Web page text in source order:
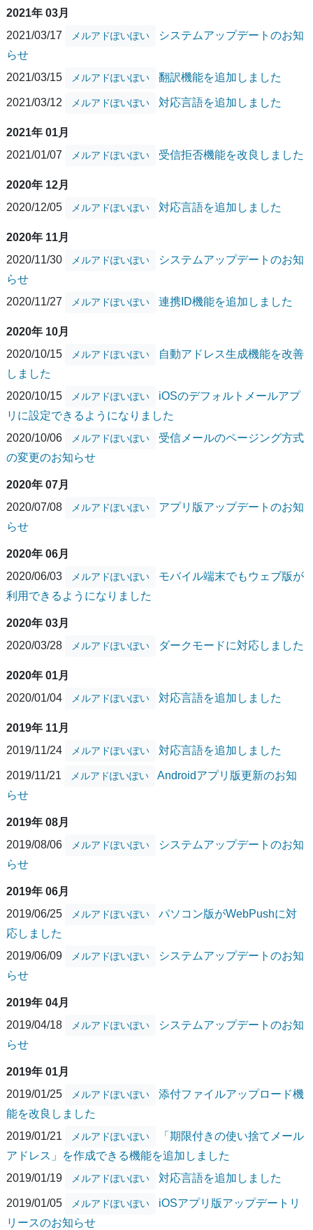
2021年 03月
2021/03/17
メルアドぽいぽい
システムアップデートのお知
らせ
2021/03/15
メルアドぽいぽい 翻訳機能を追加しました
2021/03/12 メルアドぽいぽい 対応言語を追加しました
2021年 01月
2021/01/07
メルアドぽいぽい 受信拒否機能を改良しました
2020年 12月
2020/12/05
メルアドぽいぽい 対応言語を追加しました
2020年 11月
2020/11/30
メルアドぽいぽい
システムアップデートのお知
らせ
2020/11/27
メルアドぽいぽい 連携ID機能を追加しました
2020年 10月
2020/10/15
メルアドぽいぽい
自動アドレス生成機能を改善
しました
2020/10/15
メルアドぽいぽい
iOSのデフォルトメールアプ
リに設定できるようになりました
2020/10/06
メルアドぽいぽい
受信メールのページング方式
の変更のお知らせ
2020年 07月
2020/07/08
メルアドぽいぽい
アプリ版アップデートのお知
らせ
2020年 06月
2020/06/03
メルアドぽいぽい
モバイル端末でもウェブ版が
利用できるようになりました
2020年 03月
2020/03/28
メルアドぽいぽい ダークモードに対応しました
2020年 01月
2020/01/04
メルアドぽいぽい 対応言語を追加しました
2019年 11月
2019/11/24
メルアドぽいぽい 対応言語を追加しました
2019/11/21 メルアドぽいぽい
Androidアプリ版更新のお知
らせ
2019年 08月
2019/08/06
メルアドぽいぽい
システムアップデートのお知
らせ
2019年 06月
2019/06/25
メルアドぽいぽい
パソコン版がWebPushに対
応しました
2019/06/09
メルアドぽいぽい
システムアップデートのお知
らせ
2019年 04月
2019/04/18
メルアドぽいぽい
システムアップデートのお知
らせ
2019年 01月
2019/01/25
メルアドぽいぽい
添付ファイルアップロード機
能を改良しました
2019/01/21
メルアドぽいぽい
「期限付きの使い捨てメール
アドレス」を作成できる機能を追加しました
2019/01/19
メルアドぽいぽい 対応言語を追加しました
2019/01/05 メルアドぽいぽい
iOSアプリ版アップデートリ
リースのお知らせ